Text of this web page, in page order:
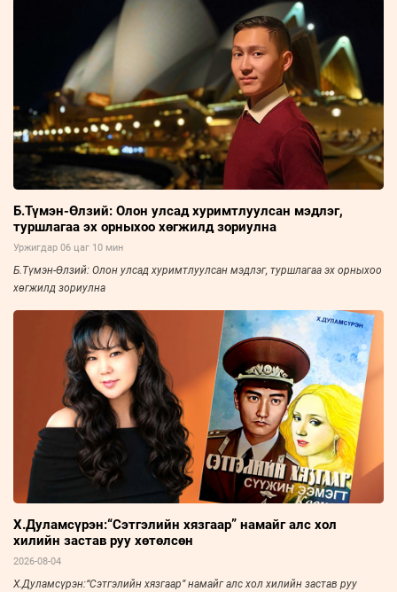
Б.Түмэн-Өлзий: Олон улсад хуримтлуулсан мэдлэг,
туршлагаа эх орныхоо хөгжилд зориулна
Уржигдар 06 цаг 10 мин
Б.Түмэн-Өлзий: Олон улсад хуримтлуулсан мэдлэг, туршлагаа эх орныхоо
хөгжилд зориулна
Х.Дуламсүрэн:“Сэтгэлийн хязгаар” намайг алс хол
хилийн застав руу хөтөлсөн
2026-08-04
Х.Дуламсүрэн:“Сэтгэлийн хязгаар” намайг алс хол хилийн застав руу